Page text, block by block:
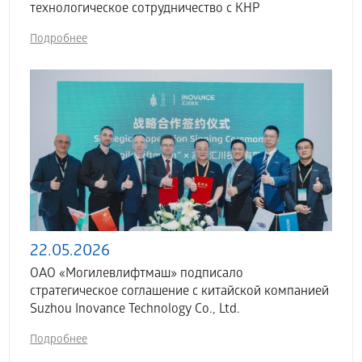
технологическое сотрудничество с КНР
Подробнее
22.05.2026
ОАО «Могилевлифтмаш» подписало
стратегическое соглашение с китайской компанией
Suzhou Inovance Technology Co., Ltd.
Подробнее